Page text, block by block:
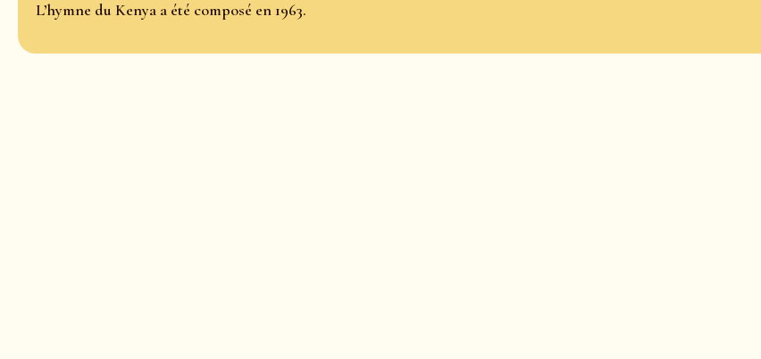
L’hymne du Kenya a été composé en 1963.